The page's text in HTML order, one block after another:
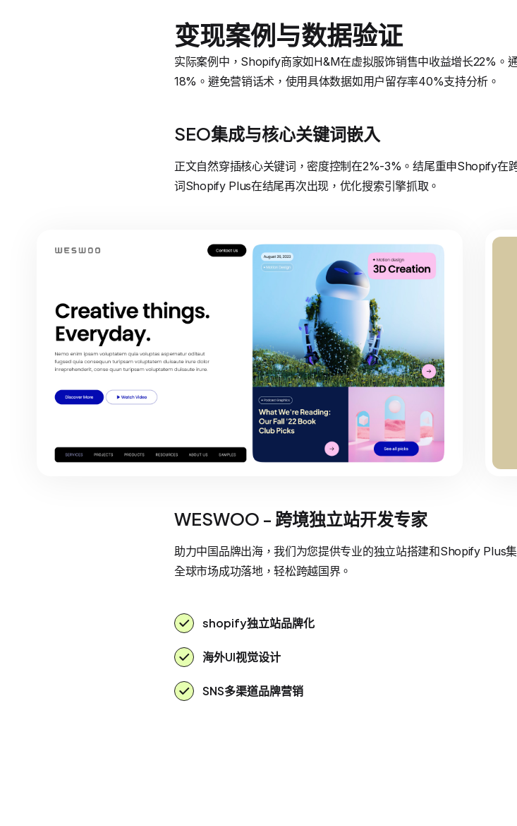
变现案例与数据验证
实际案例中，Shopify商家如H&M在虚拟服饰销售中收益增长22%。
18%。避免营销话术，使用具体数据如用户留存率40%支持分析。
SEO集成与核心关键词嵌入
正文自然穿插核心关键词，密度控制在2%-3%。结尾重申Shopify在
词Shopify Plus在结尾再次出现，优化搜索引擎抓取。
WESWOO - 跨境独立站开发专家
助力中国品牌出海，我们为您提供专业的独立站搭建和Shopify Plus
全球市场成功落地，轻松跨越国界。
shopify独立站品牌化
海外UI视觉设计
SNS多渠道品牌营销